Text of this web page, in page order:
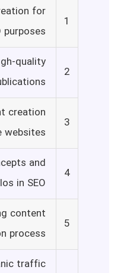
1
for
purposes
2
quality
3
creation
websites
4
and
in SEO
5
content
process
traffic